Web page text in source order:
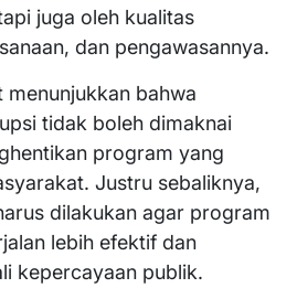
juga oleh kualitas
dan pengawasannya.
menunjukkan bahwa
tidak boleh dimaknai
program yang
Justru sebaliknya,
dilakukan agar program
lebih efektif dan
kepercayaan publik.